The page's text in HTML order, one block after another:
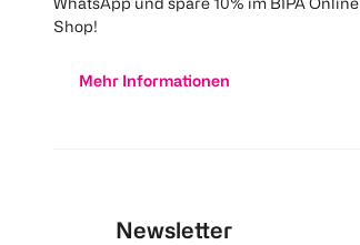
Shop!
Mehr Informationen
Newsletter